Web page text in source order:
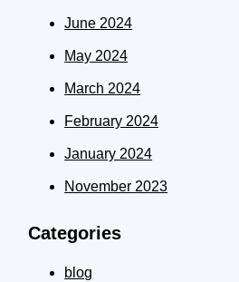
June 2024
May 2024
March 2024
February 2024
January 2024
November 2023
Categories
blog